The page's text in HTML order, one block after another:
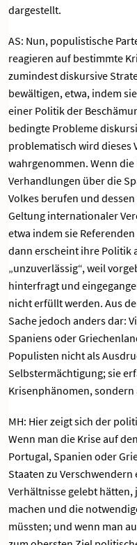
dargestellt.
AS: Nun, populistische
reagieren auf bestimmte
zumindest diskursive
bewältigen, etwa, indem
einer Politik der
bedingte Probleme
problematisch wird dieses
wahrgenommen. Wenn
Verhandlungen über die
Volkes berufen und
Geltung internationaler
etwa indem sie
dann erscheint ihre Politik
„unzuverlässig“, weil
hinterfragt und
nicht erfüllt werden. Aus
Sache jedoch anders dar:
Spaniens oder
Populisten nicht als
Selbstermächtigung; sie
Krisenphänomen,
MH: Hier zeigt sich der
Wenn man die Krise auf
Portugal, Spanien oder
Staaten zu
Verhältnisse gelebt
machen und die
müssten; und wenn man